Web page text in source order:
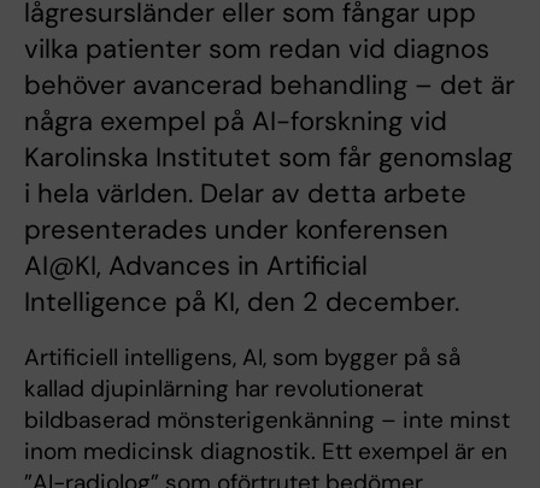
lågresursländer eller som fångar upp
vilka patienter som redan vid diagnos
behöver avancerad behandling – det är
några exempel på AI-forskning vid
Karolinska Institutet som får genomslag
i hela världen. Delar av detta arbete
presenterades under konferensen
AI@KI, Advances in Artificial
Intelligence på KI, den 2 december.
Artificiell intelligens, AI, som bygger på så
kallad djupinlärning har revolutionerat
bildbaserad mönsterigenkänning – inte minst
inom medicinsk diagnostik. Ett exempel är en